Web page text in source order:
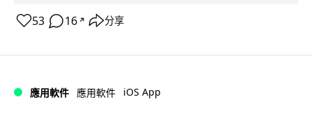
53 16 ↗ 分享
應用軟件 應用軟件 iOS App